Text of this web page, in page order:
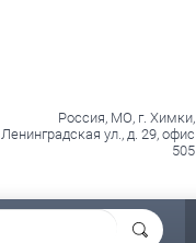
Россия, МО, г. Химки,
Ленинградская ул., д. 29, офис
505